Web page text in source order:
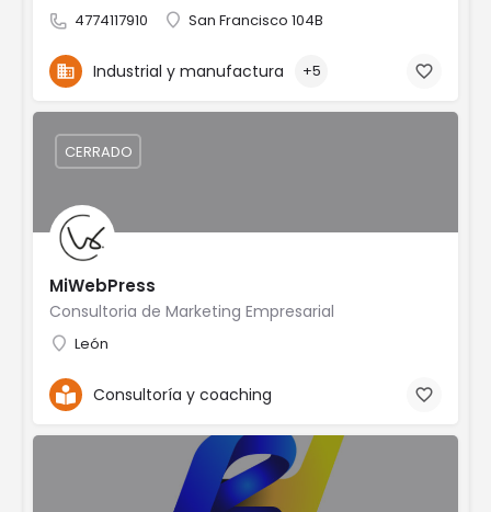
4774117910 San Francisco 104B
Industrial y manufactura +5
MiWebPress
Consultoria de Marketing Empresarial
León
CERRADO
Consultoría y coaching